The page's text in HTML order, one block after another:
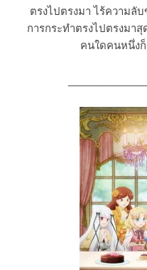
ตรงไปตรงมา ไร้ความลั
การกระทำตรงไปตรงมา
คนใดคนหนึ่ง